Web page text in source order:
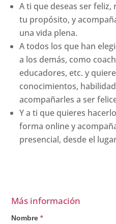
A ti que deseas ser
tu propósito, y
una vida plena.
A todos los que han
a los demás, como
educadores, etc. y
conocimientos,
acompañarles a ser
Y a ti que quieres
forma online y
presencial, desde el
Más información
Interesado
Nombre*